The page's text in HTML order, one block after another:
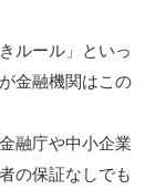
ルール」といっ
金融機関はこの
融庁や中小企業
の保証なしでも